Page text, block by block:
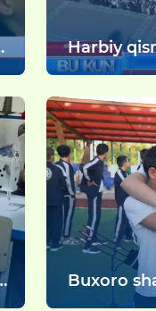
Harbiy
tadbiri
Buxoro
harbiy-